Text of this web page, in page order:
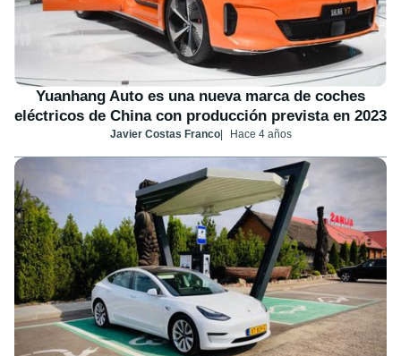
Yuanhang Auto es una nueva marca de coches
eléctricos de China con producción prevista en 2023
Javier Costas Franco Hace 4 años